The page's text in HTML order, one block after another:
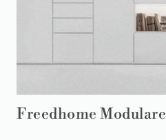
Freedhome Modulare